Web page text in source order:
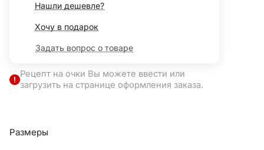
Нашли дешевле?
Хочу в подарок
Задать вопрос о товаре
Рецепт на очки Вы можете ввести или
загрузить на странице оформления заказа.
Размеры